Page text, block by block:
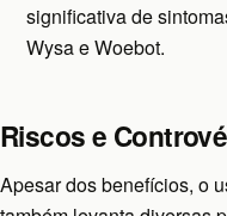
significativa de
Wysa e Woebot.
Riscos e
Apesar dos benefícios, o